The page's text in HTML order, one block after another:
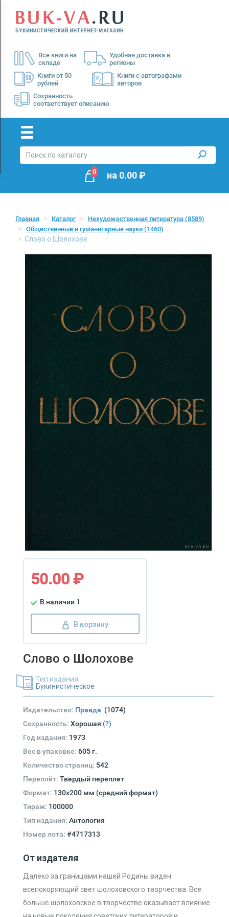
Все книги на
складе
Удобная доставка в
регионы
Книги от 50
рублей
Книги с автографами
авторов
Сохранность
соответствует описанию
Menu
Доставка
Оплата
0 на 0.00₽
Главная Каталог Нехудожественная литература (8589)
Общественные и гуманитарные науки (1460)
Слово о Шолохове
50.00 ₽
В наличии 1
В корзину
Слово о Шолохове
Тип издания:
Букинистическое
Издательство: Правда (1074)
Сохранность: Хорошая (?)
Год издания: 1973
Вес в упаковке: 605 г.
Количество страниц: 542
Переплёт: Твердый переплет
Формат: 130х200 мм (средний формат)
Тираж: 100000
Тип издания: Антология
Номер лота: #4717313
От издателя
Далеко за границами нашей Родины виден
всепокоряющий свет шолоховского творчества. Все
больше шолоховское в творчестве оказывает влияние